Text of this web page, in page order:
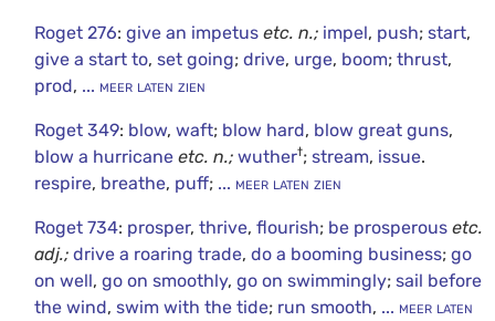
Roget 276: give an impetus etc. n.; impel, push; start,
give a start to, set going; drive, urge, boom; thrust,
prod, ... meer laten zien
Roget 349: blow, waft; blow hard, blow great guns,
blow a hurricane etc. n.; wuther†; stream, issue.
respire, breathe, puff;... meer laten zien
Roget 734: prosper, thrive, flourish; be prosperous etc.
adj.; drive a roaring trade, do a booming business; go
on well, go on smoothly, go on swimmingly; sail before
the wind, swim with the tide; run smooth, ... meer laten